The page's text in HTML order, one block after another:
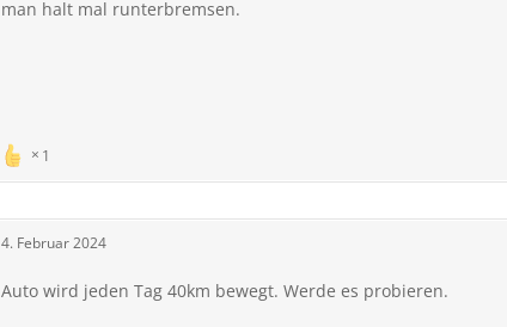
man halt mal runterbremsen.
1
4. Februar 2024
Auto wird jeden Tag 40km bewegt. Werde es probieren.